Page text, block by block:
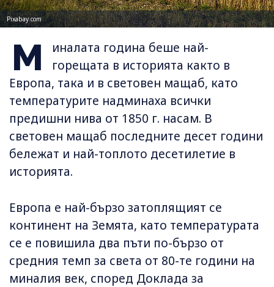
Pixabay.com
М
иналата година беше най-
горещата в историята както в
Европа, така и в световен мащаб, като
температурите надминаха всички
предишни нива от 1850 г. насам. В
световен мащаб последните десет години
бележат и най-топлото десетилетие в
историята.
Европа е най-бързо затоплящият се
континент на Земята, като температурата
се е повишила два пъти по-бързо от
средния темп за света от 80-те години на
миналия век, според Доклада за